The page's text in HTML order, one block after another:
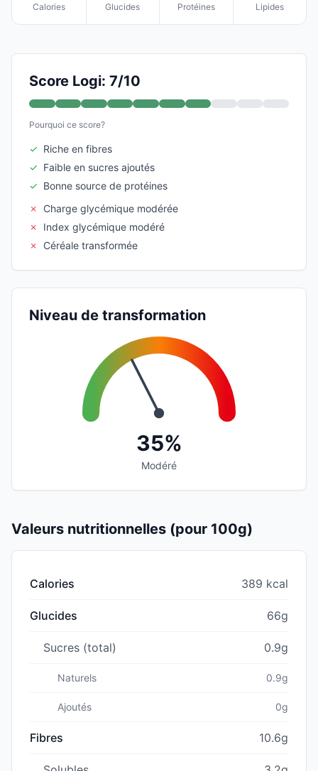
Calories Glucides Protéines Lipides
Score Logi: 7/10
Pourquoi ce score?
✓ Riche en fibres
✓ Faible en sucres ajoutés
✓ Bonne source de protéines
✗
Charge glycémique modérée
✗
Index glycémique modéré
✗
Céréale transformée
Niveau de transformation
35%
Modéré
Valeurs nutritionnelles (pour 100g)
Calories 389 kcal
Glucides 66g
Sucres (total) 0.9g
Naturels 0.9g
Ajoutés 0g
Fibres 10.6g